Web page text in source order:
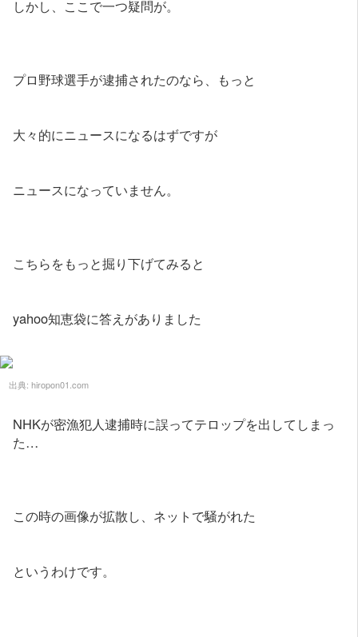
しかし、ここで一つ疑問が。
プロ野球選手が逮捕されたのなら、もっと
大々的にニュースになるはずですが
ニュースになっていません。
こちらをもっと掘り下げてみると
yahoo知恵袋に答えがありました
出典: hiropon01.com
NHKが密漁犯人逮捕時に誤ってテロップを出してしまっ
た…
この時の画像が拡散し、ネットで騒がれた
というわけです。